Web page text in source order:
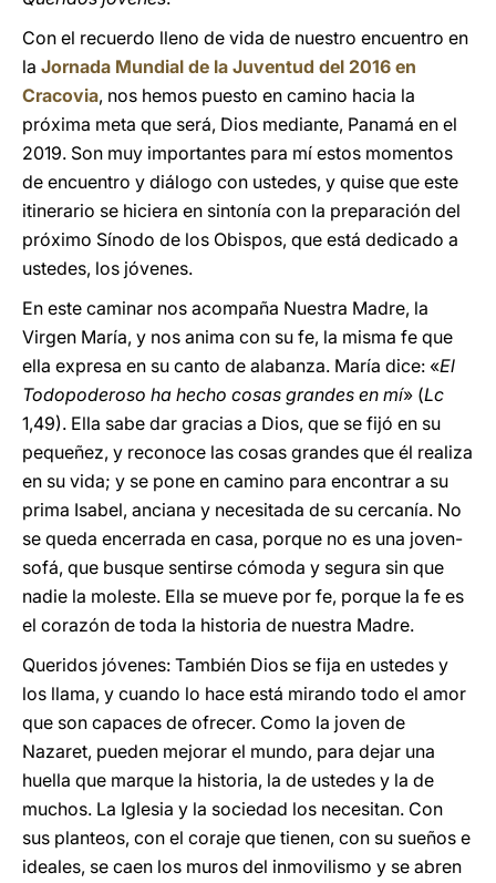
Con el recuerdo lleno de vida de nuestro encuentro en
la Jornada Mundial de la Juventud del 2016 en
Cracovia, nos hemos puesto en camino hacia la
próxima meta que será, Dios mediante, Panamá en el
2019. Son muy importantes para mí estos momentos
de encuentro y diálogo con ustedes, y quise que este
itinerario se hiciera en sintonía con la preparación del
próximo Sínodo de los Obispos, que está dedicado a
ustedes, los jóvenes.
En este caminar nos acompaña Nuestra Madre, la
Virgen María, y nos anima con su fe, la misma fe que
ella expresa en su canto de alabanza. María dice: «El
Todopoderoso ha hecho cosas grandes en mí» (Lc
1,49). Ella sabe dar gracias a Dios, que se fijó en su
pequeñez, y reconoce las cosas grandes que él realiza
en su vida; y se pone en camino para encontrar a su
prima Isabel, anciana y necesitada de su cercanía. No
se queda encerrada en casa, porque no es una joven-
sofá, que busque sentirse cómoda y segura sin que
nadie la moleste. Ella se mueve por fe, porque la fe es
el corazón de toda la historia de nuestra Madre.
Queridos jóvenes: También Dios se fija en ustedes y
los llama, y cuando lo hace está mirando todo el amor
que son capaces de ofrecer. Como la joven de
Nazaret, pueden mejorar el mundo, para dejar una
huella que marque la historia, la de ustedes y la de
muchos. La Iglesia y la sociedad los necesitan. Con
sus planteos, con el coraje que tienen, con su sueños e
ideales, se caen los muros del inmovilismo y se abren